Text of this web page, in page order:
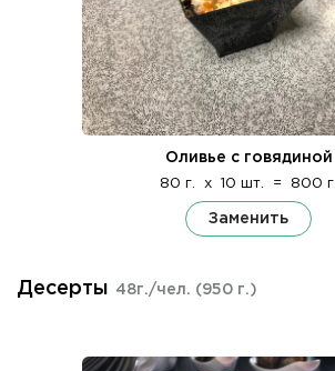
Оливье с говядиной
80 г. x 10 шт. = 800 г.
Заменить
Десерты 48г./чел. (950 г.)